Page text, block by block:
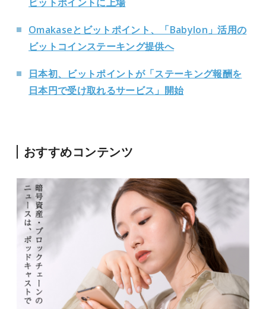
Omakaseとビットポイント、「Babylon」活用の
ビットコインステーキング提供へ
日本初、ビットポイントが「ステーキング報酬を
日本円で受け取れるサービス」開始
おすすめコンテンツ